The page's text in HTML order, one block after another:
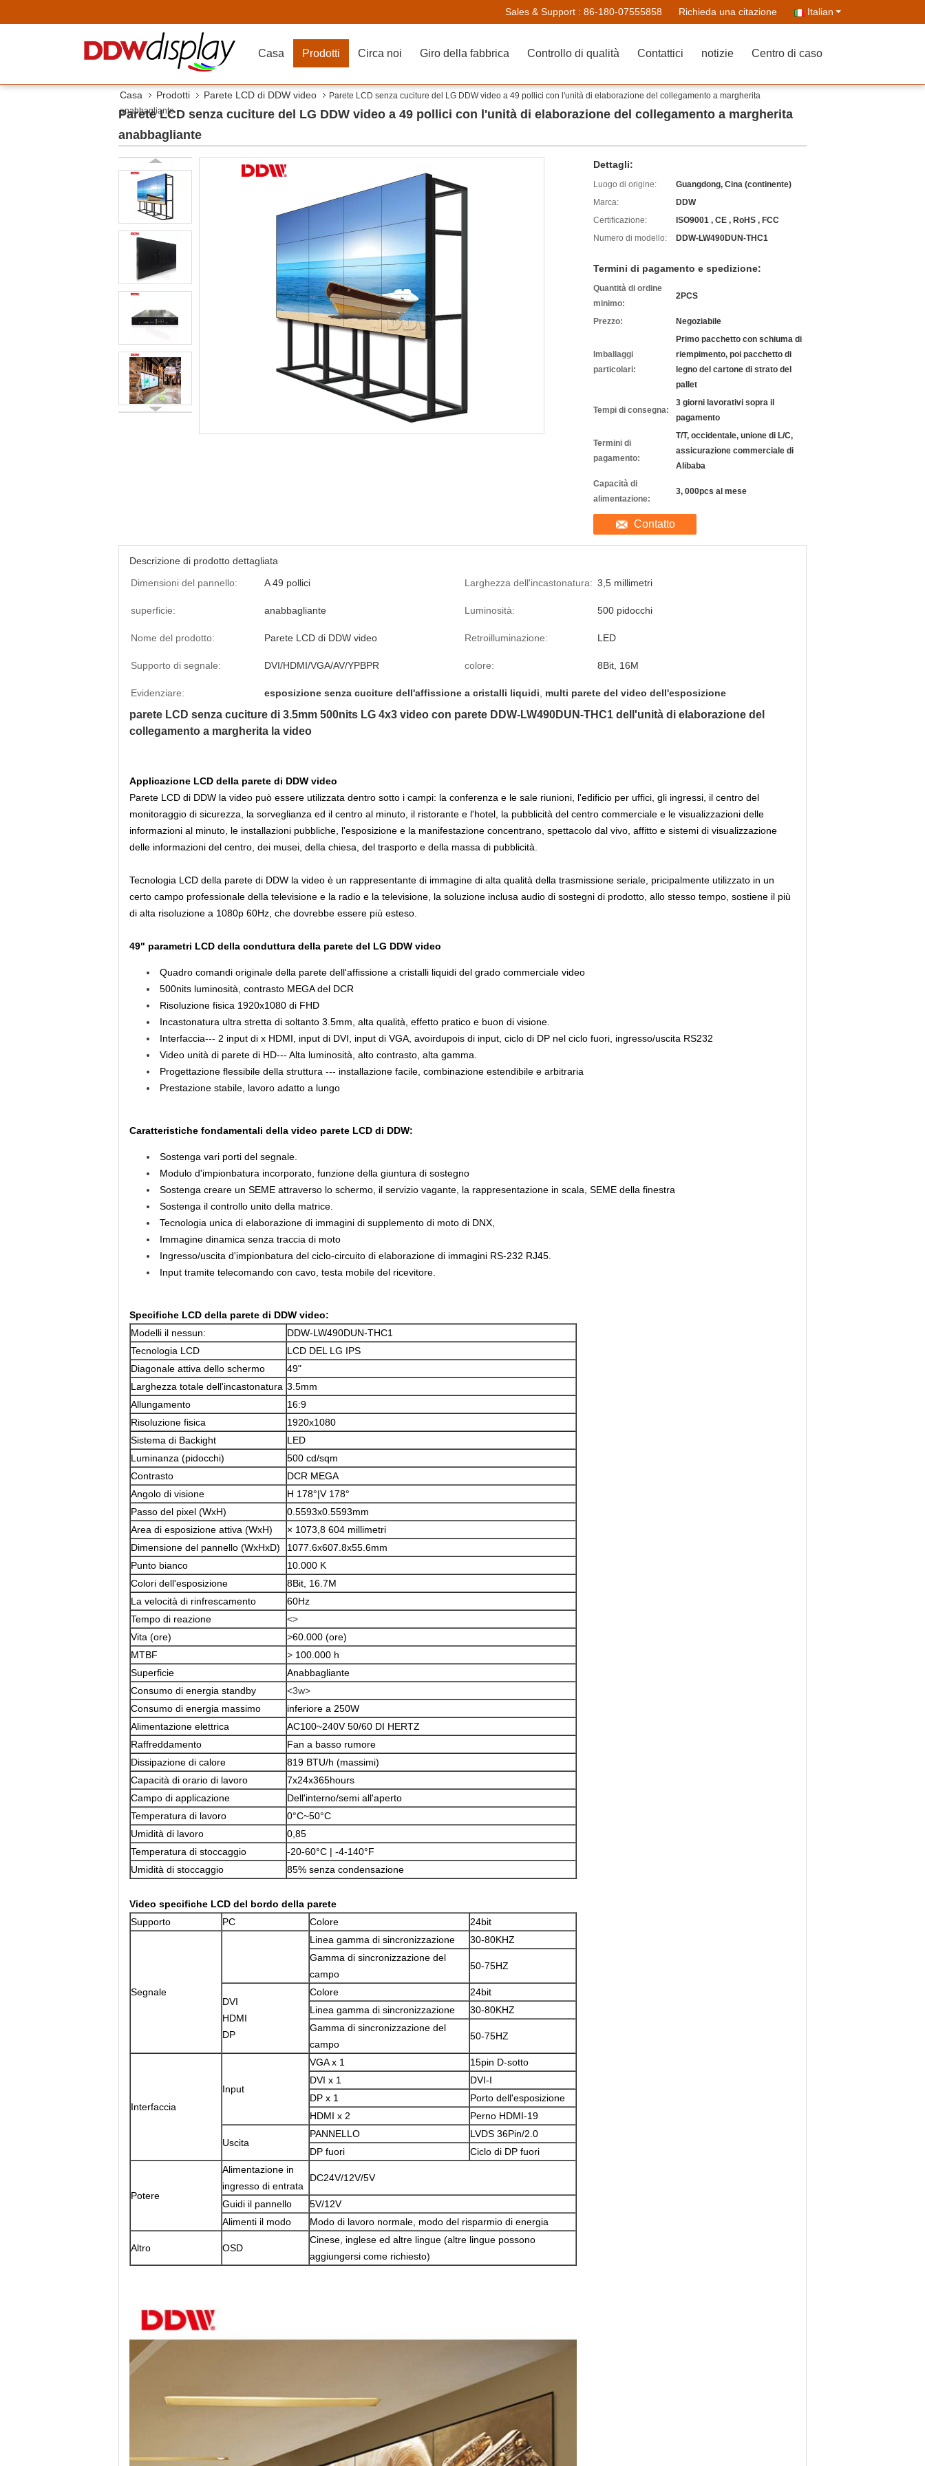
Sales & Support : 86-180-07555858 Richieda una citazione Italian
Casa Prodotti Circa noi Giro della fabbrica Controllo di qualità Contattici notizie Centro di caso
Casa Prodotti Parete LCD di DDW video
Parete LCD senza cuciture del LG DDW video a 49 pollici con l'unità di elaborazione del collegamento a margherita
anabbagliante
Parete LCD senza cuciture del LG DDW video a 49 pollici con l'unità di elaborazione del collegamento a margherita
anabbagliante
Dettagli:
Luogo di origine:
Guangdong, Cina (continente)
Marca:
DDW
Certificazione:
ISO9001 , CE , RoHS , FCC
Numero di modello:
DDW-LW490DUN-THC1
Termini di pagamento e spedizione:
Quantità di ordine
minimo:
2PCS
Prezzo: Negoziabile
Imballaggi
particolari:
Primo pacchetto con schiuma di
riempimento, poi pacchetto di
legno del cartone di strato del
pallet
Tempi di consegna:
3 giorni lavorativi sopra il
pagamento
Termini di
pagamento:
T/T, occidentale, unione di L/C,
assicurazione commerciale di
Alibaba
Capacità di
alimentazione:
3, 000pcs al mese
Contatto
Descrizione di prodotto dettagliata
Dimensioni del pannello:
A 49 pollici Larghezza dell'incastonatura: 3,5 millimetri
superficie: anabbagliante Luminosità: 500 pidocchi
Nome del prodotto: Parete LCD di DDW video Retroilluminazione: LED
Supporto di segnale: DVI/HDMI/VGA/AV/YPBPR colore: 8Bit, 16M
Evidenziare: esposizione senza cuciture dell'affissione a cristalli liquidi multi parete del video dell'esposizione
parete LCD senza cuciture di 3.5mm 500nits LG 4x3 video con parete DDW-LW490DUN-THC1 dell'unità di elaborazione del
collegamento a margherita la video
Applicazione LCD della parete di DDW video
Parete LCD di DDW la video può essere utilizzata dentro sotto i campi: la conferenza e le sale riunioni, l'edificio per uffici, gli ingressi, il centro del
monitoraggio di sicurezza, la sorveglianza ed il centro al minuto, il ristorante e l'hotel, la pubblicità del centro commerciale e le visualizzazioni delle
informazioni al minuto, le installazioni pubbliche, l'esposizione e la manifestazione concentrano, spettacolo dal vivo, affitto e sistemi di visualizzazione
delle informazioni del centro, dei musei, della chiesa, del trasporto e della massa di pubblicità.
Tecnologia LCD della parete di DDW la video è un rappresentante di immagine di alta qualità della trasmissione seriale, pricipalmente utilizzato in un
certo campo professionale della televisione e la radio e la televisione, la soluzione inclusa audio di sostegni di prodotto, allo stesso tempo, sostiene il più
di alta risoluzione a 1080p 60Hz, che dovrebbe essere più esteso.
49" parametri LCD della conduttura della parete del LG DDW video
Quadro comandi originale della parete dell'affissione a cristalli liquidi del grado commerciale video
500nits luminosità, contrasto MEGA del DCR
Risoluzione fisica 1920x1080 di FHD
Incastonatura ultra stretta di soltanto 3.5mm, alta qualità, effetto pratico e buon di visione.
Interfaccia--- 2 input di x HDMI, input di DVI, input di VGA, avoirdupois di input, ciclo di DP nel ciclo fuori, ingresso/uscita RS232
Video unità di parete di HD--- Alta luminosità, alto contrasto, alta gamma.
Progettazione flessibile della struttura --- installazione facile, combinazione estendibile e arbitraria
Prestazione stabile, lavoro adatto a lungo
Caratteristiche fondamentali della video parete LCD di DDW:
Sostenga vari porti del segnale.
Modulo d'impionbatura incorporato, funzione della giuntura di sostegno
Sostenga creare un SEME attraverso lo schermo, il servizio vagante, la rappresentazione in scala, SEME della finestra
Sostenga il controllo unito della matrice.
Tecnologia unica di elaborazione di immagini di supplemento di moto di DNX,
Immagine dinamica senza traccia di moto
Ingresso/uscita d'impionbatura del ciclo-circuito di elaborazione di immagini RS-232 RJ45.
Input tramite telecomando con cavo, testa mobile del ricevitore.
Specifiche LCD della parete di DDW video:
Modelli il nessun:
DDW-LW490DUN-THC1
Tecnologia LCD
LCD DEL LG IPS
Diagonale attiva dello schermo
49"
Larghezza totale dell'incastonatura 3.5mm
Allungamento
16:9
Risoluzione fisica
1920x1080
Sistema di Backight
LED
Luminanza (pidocchi)
500 cd/sqm
Contrasto
DCR MEGA
Angolo di visione
H 178°|V 178°
Passo del pixel (WxH)
0.5593x0.5593mm
Area di esposizione attiva (WxH)
× 1073,8 604 millimetri
Dimensione del pannello (WxHxD)
1077.6x607.8x55.6mm
Punto bianco
10.000 K
Colori dell'esposizione
8Bit, 16.7M
La velocità di rinfrescamento
60Hz
Tempo di reazione
<>
Vita (ore)
>60.000 (ore)
MTBF
> 100.000 h
Superficie
Anabbagliante
Consumo di energia standby
<3w>
Consumo di energia massimo
inferiore a 250W
Alimentazione elettrica
AC100~240V 50/60 DI HERTZ
Raffreddamento
Fan a basso rumore
Dissipazione di calore
819 BTU/h (massimi)
Capacità di orario di lavoro
7x24x365hours
Campo di applicazione
Dell'interno/semi all'aperto
Temperatura di lavoro
0°C~50°C
Umidità di lavoro
0,85
Temperatura di stoccaggio
-20-60°C | -4-140°F
Umidità di stoccaggio
85% senza condensazione
Video specifiche LCD del bordo della parete
Supporto
PC Colore 24bit
Segnale
Linea gamma di sincronizzazione
30-80KHZ
Gamma di sincronizzazione del
campo
50-75HZ
DVI
HDMI
DP
Colore
24bit
Linea gamma di sincronizzazione
30-80KHZ
Gamma di sincronizzazione del
campo
50-75HZ
Interfaccia
Input
VGA x 1
15pin D-sotto
DVI x 1
DVI-I
DP x 1
Porto dell'esposizione
HDMI x 2
Perno HDMI-19
Uscita
PANNELLO
LVDS 36Pin/2.0
DP fuori
Ciclo di DP fuori
Potere
Alimentazione in
ingresso di entrata
DC24V/12V/5V
Guidi il pannello
5V/12V
Alimenti il modo
Modo di lavoro normale, modo del risparmio di energia
Altro OSD
Cinese, inglese ed altre lingue (altre lingue possono
aggiungersi come richiesto)